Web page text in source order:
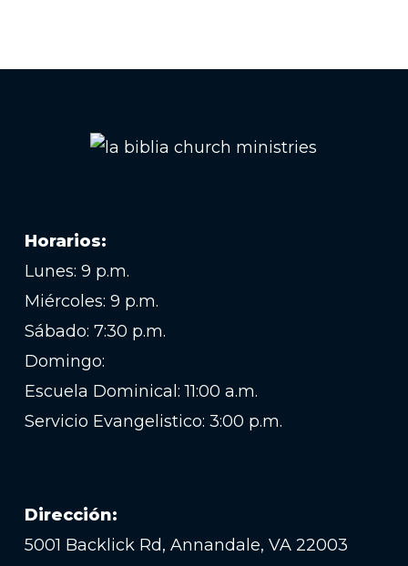
Horarios:
Lunes: 9 p.m.
Miércoles: 9 p.m.
Sábado: 7:30 p.m.
Domingo:
Escuela Dominical: 11:00 a.m.
Servicio Evangelistico: 3:00 p.m.
Dirección:
5001 Backlick Rd, Annandale, VA 22003